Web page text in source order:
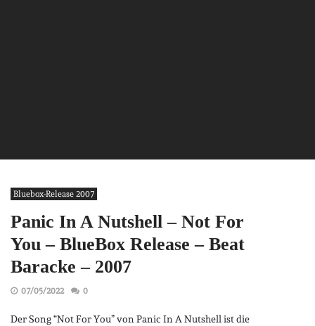
Bluebox-Release 2007
Panic In A Nutshell – Not For
You – BlueBox Release – Beat
Baracke – 2007
07/05/2022 0
Der Song “Not For You” von Panic In A Nutshell ist die